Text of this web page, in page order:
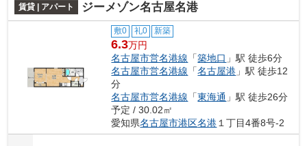
賃貸 | アパート ジーメゾン名古屋名港
敷0 礼0 新築
6.3万円
名古屋市営名港線 「築地口 」駅 徒歩6分
名古屋市営名港線 「名古屋港 」駅 徒歩12
分
名古屋市営名港線 「東海通 」駅 徒歩26分
予定 / 30.02㎡
愛知県名古屋市港区名港 １丁目4番8号-2